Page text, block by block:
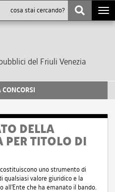
del Friuli Venezia
CONCORSI
DELLA
PER TITOLO DI
uno strumento di
qualsiasi valore giuridico e la
all'Ente che ha emanato il bando.